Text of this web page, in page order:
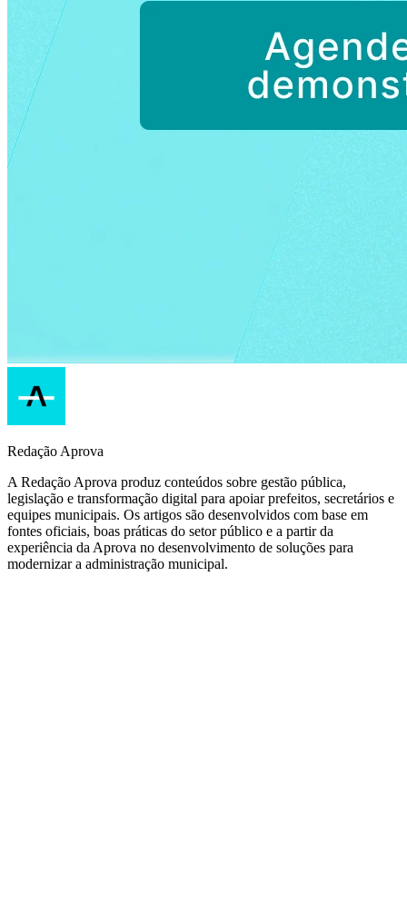
Redação Aprova
A Redação Aprova produz conteúdos sobre gestão pública,
legislação e transformação digital para apoiar prefeitos, secretários e
equipes municipais. Os artigos são desenvolvidos com base em
fontes oficiais, boas práticas do setor público e a partir da
experiência da Aprova no desenvolvimento de soluções para
modernizar a administração municipal.